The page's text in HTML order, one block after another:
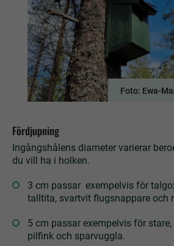
Foto: Ewa-
Fördjupning
Ingångshålens diameter varierar
du vill ha i holken.
3 cm passar exempelvis för
talltita, svartvit flugsnappare och
5 cm passar exempelvis för
pilfink och sparvuggla.